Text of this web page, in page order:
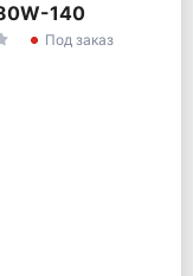
140
Под заказ